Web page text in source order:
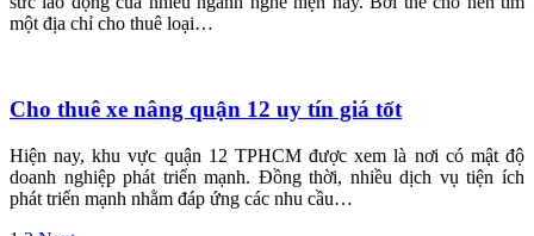
một địa chỉ cho thuê loại…
Cho thuê xe nâng quận 12 uy tín giá tốt
Hiện nay, khu vực quận 12 TPHCM được xem là nơi có mật độ
doanh nghiệp phát triển mạnh. Đồng thời, nhiều dịch vụ tiện ích
phát triển mạnh nhằm đáp ứng các nhu cầu…